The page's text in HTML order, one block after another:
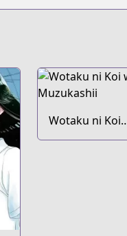
Wotaku ni Koi
wa Muzukashii